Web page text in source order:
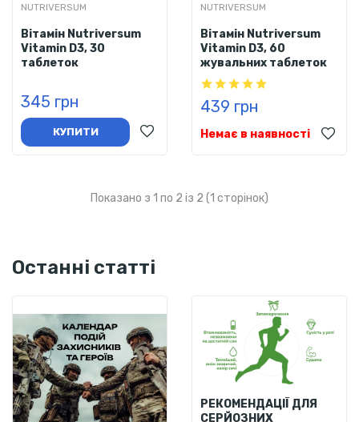
NUTRIVERSUM
Вітамін Nutriversum
Vitamin D3, 30
таблеток
345 грн
КУПИТИ
NUTRIVERSUM
Вітамін Nutriversum
Vitamin D3, 60
жувальних таблеток
439 грн
Немає в наявності
Показано з 1 по 2 із 2 (1 сторінок)
Останні статті
РЕКОМЕНДАЦІЇ ДЛЯ
СЕРЙОЗНИХ